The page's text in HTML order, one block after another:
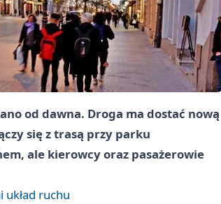
od dawna. Droga ma dostać nową
się z trasą przy parku
ale kierowcy oraz pasażerowie
układ ruchu